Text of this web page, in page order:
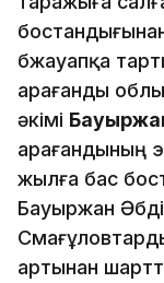
бжауапқа
Қарағанды
әкімі
Қарағандының
жылға бас
Бауыржан
артынан